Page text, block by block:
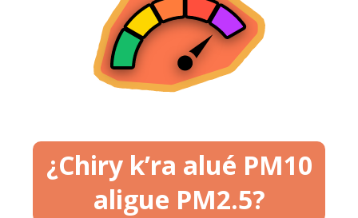
¿Chiry k’ra alué PM10
aligue PM2.5?